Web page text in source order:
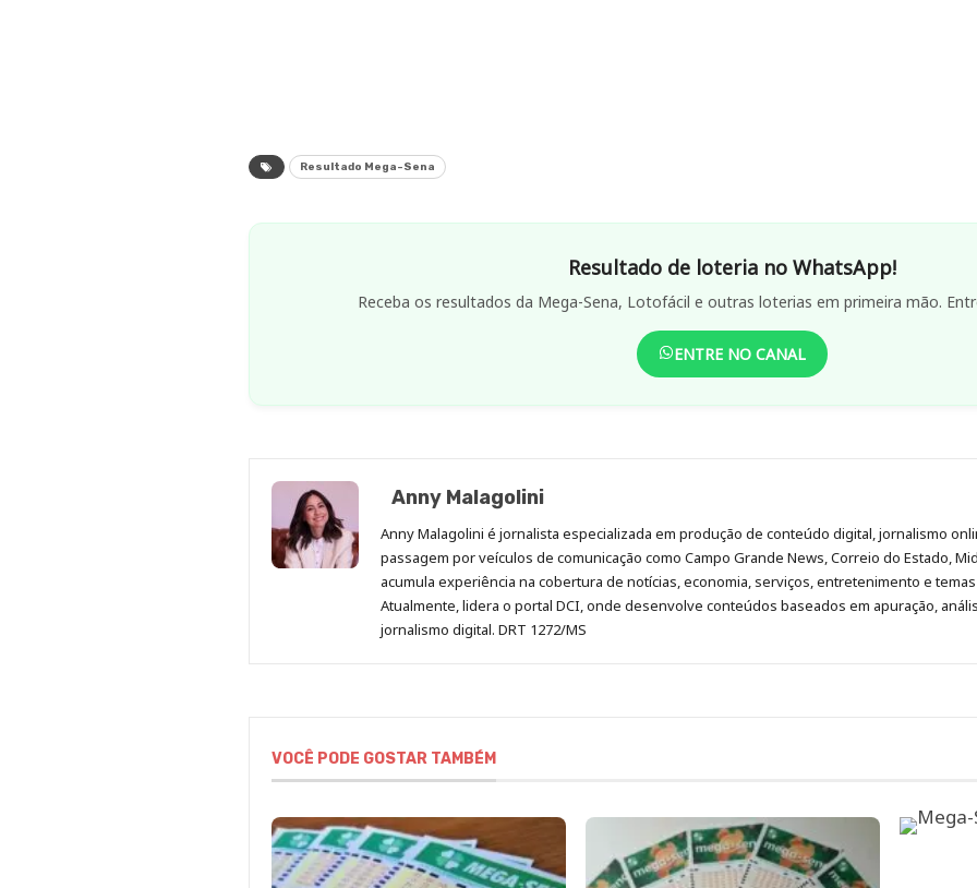
Resultado Mega-Sena
Resultado de loteria no WhatsApp!
Receba os resultados da Mega-Sena, Lotofácil e outras loterias em primeira mão.
ENTRE NO CANAL
Anny Malagolini
Anny Malagolini é jornalista especializada em produção de conteúdo digital, jornalismo
passagem por veículos de comunicação como Campo Grande News, Correio do Estado,
acumula experiência na cobertura de notícias, economia, serviços, entretenimento e
Atualmente, lidera o portal DCI, onde desenvolve conteúdos baseados em apuração,
jornalismo digital. DRT 1272/MS
VOCÊ PODE GOSTAR TAMBÉM